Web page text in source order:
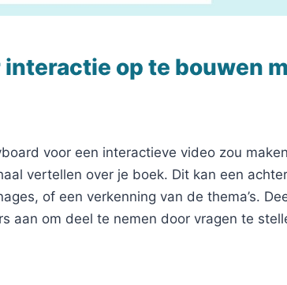
op te bouwen
voor een interactieve video zou
vertellen over je boek. Dit kan een
of een verkenning van de thema’s.
aan om deel te nemen door vragen te